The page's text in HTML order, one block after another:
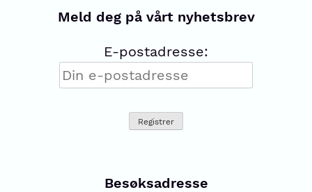
Meld deg på vårt nyhetsbrev
E-postadresse:
Besøksadresse